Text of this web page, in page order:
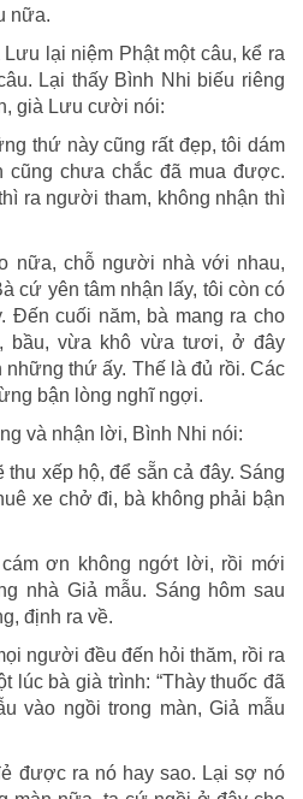
nữa.
lại niệm Phật một câu, kể ra
Lại thấy Bình Nhi biếu riêng
già Lưu cười nói:
thứ này cũng rất đẹp, tôi dám
cũng chưa chắc đã mua được.
ra người tham, không nhận thì
nữa, chỗ người nhà với nhau,
cứ yên tâm nhận lấy, tôi còn có
Đến cuối năm, bà mang ra cho
bầu, vừa khô vừa tươi, ở đây
thứ ấy. Thế là đủ rồi. Các
bận lòng nghĩ ngợi.
và nhận lời, Bình Nhi nói:
xếp hộ, để sẵn cả đây. Sáng
xe chở đi, bà không phải bận
ơn không ngớt lời, rồi mới
nhà Giả mẫu. Sáng hôm sau
định ra về.
người đều đến hỏi thăm, rồi ra
lúc bà già trình: “Thày thuốc đã
vào ngồi trong màn, Giả mẫu
được ra nó hay sao. Lại sợ nó